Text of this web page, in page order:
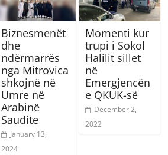
Biznesmenët
dhe
ndërmarrës
nga Mitrovica
shkojnë në
Umre në
Arabinë
Saudite
January 13,
2024
Momenti kur
trupi i Sokol
Halilit sillet
në
Emergjencën
e QKUK-së
December 2,
2022